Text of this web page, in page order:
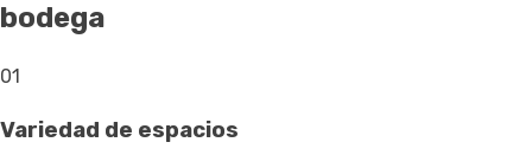
bodega
01
Variedad de espacios